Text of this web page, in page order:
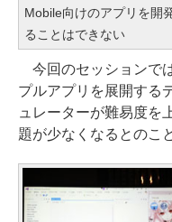
Mobile向けのアプリを開
ることはできない
今回のセッションで
プルアプリを展開する
ュレーターが難易度を
題が少なくなるとのこ